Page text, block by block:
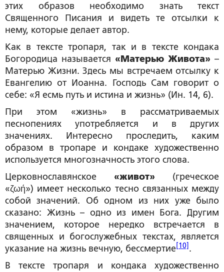
этих образов необходимо знать текст
Священного Писания и видеть те отсылки к
нему, которые делает автор.
Как в тексте тропаря, так и в тексте кондака
Богородица называется «Матерью Живота» –
Матерью Жизни. Здесь мы встречаем отсылку к
Евангелию от Иоанна. Господь Сам говорит о
себе: «Я есмь путь и истина и жизнь» (Ин. 14, 6).
При этом «жизнь» в рассматриваемых
песнопениях употребляется и в других
значениях. Интересно проследить, каким
образом в тропаре и кондаке художественно
используется многозначность этого слова.
Церковнославянское «живот» (греческое
«ζωή») имеет несколько тесно связанных между
собой значений. Об одном из них уже было
сказано: Жизнь – одно из имен Бога. Другим
значением, которое нередко встречается в
священных и богослужебных текстах, является
указание на жизнь вечную, бессмертие [10] .
В тексте тропаря и кондака художественно